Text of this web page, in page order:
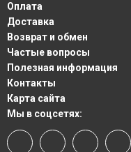
Оплата
Доставка
Возврат и обмен
Частые вопросы
Полезная информация
Контакты
Карта сайта
Мы в соцсетях: